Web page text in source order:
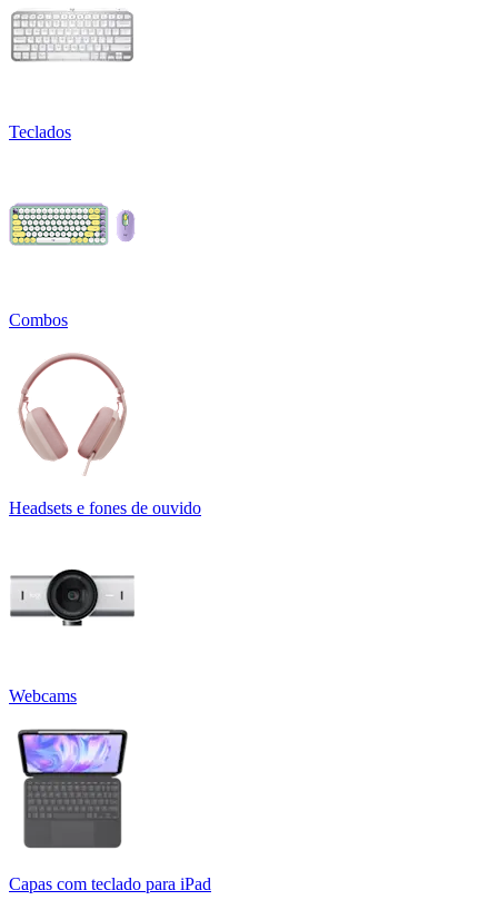
Teclados
Combos
Headsets e fones de ouvido
Webcams
Capas com teclado para iPad